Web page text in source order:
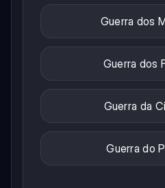
Guerra dos
Guerra dos
Guerra da
Guerra do